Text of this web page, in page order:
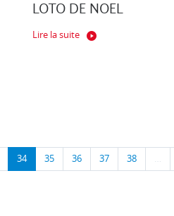
LOTO DE NOEL
Lire la suite
34 35 36 37 38 …